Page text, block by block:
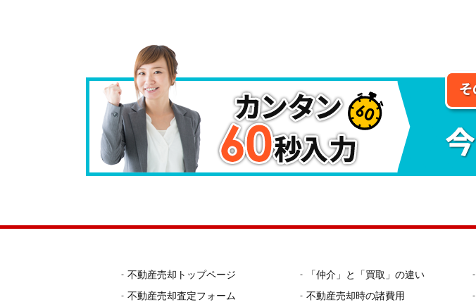
不動産売却トップページ
不動産売却査定フォーム
「仲介」と「買取」の違い
不動産売却時の諸費用